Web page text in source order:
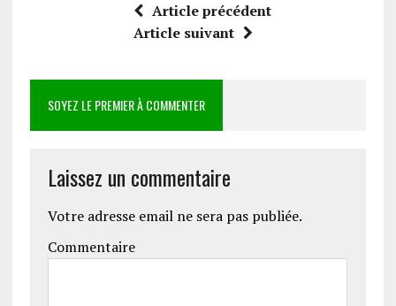
Article précédent
Article suivant
SOYEZ LE PREMIER À COMMENTER
Laissez un commentaire
Votre adresse email ne sera pas publiée.
Commentaire